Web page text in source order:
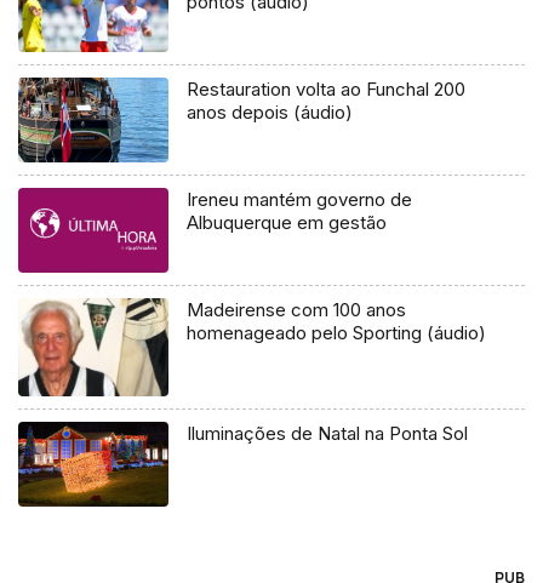
Restauration volta ao Funchal 200
anos depois (áudio)
Ireneu mantém governo de
Albuquerque em gestão
Madeirense com 100 anos
homenageado pelo Sporting (áudio)
Iluminações de Natal na Ponta Sol
PUB